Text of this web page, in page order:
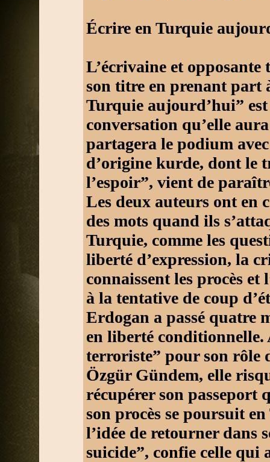
Écrire en Turquie
L’écrivaine et
son titre en prenant part
Turquie aujourd’hui”
conversation qu’elle
partagera le podium
d’origine kurde, dont le
l’espoir”, vient de
Les deux auteurs ont en
des mots quand ils
Turquie, comme les
liberté d’expression, la
connaissent les procès et
à la tentative de coup
Erdogan a passé quatre
en liberté conditionnelle.
terroriste” pour son rôle
Özgür Gündem, elle
récupérer son passeport
son procès se poursuit
l’idée de retourner dans
suicide”, confie celle qui